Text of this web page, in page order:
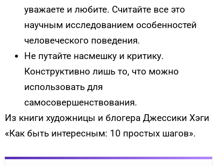
уважаете и любите. Считайте все это
научным исследованием особенностей
человеческого поведения.
Не путайте насмешку и критику.
Конструктивно лишь то, что можно
использовать для
самосовершенствования.
Из книги художницы и блогера Джессики Хэги
«Как быть интересным: 10 простых шагов».